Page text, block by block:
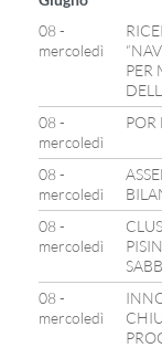
08 -
mercoledì
PER
08 -
mercoledì
POR
08 -
mercoledì
08 -
mercoledì
08 -
mercoledì